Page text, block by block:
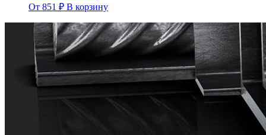
От 851 ₽ В корзину